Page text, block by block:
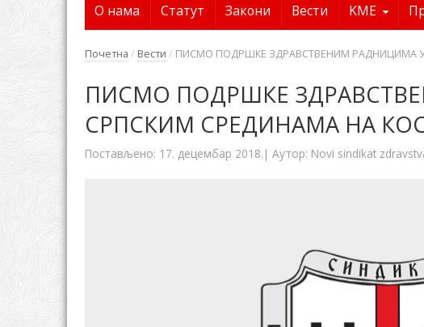
О нама Статут Закони Вести KME
Почетна / Вести / ПИСМО ПОДРШКЕ ЗДРАВСТВЕНИМ РАДНИЦИМА
ПИСМО ПОДРШКЕ
СРПСКИМ СРЕДИНАМА НА
Постављено: 17. децембар 2018. | Аутор: Novi sindikat